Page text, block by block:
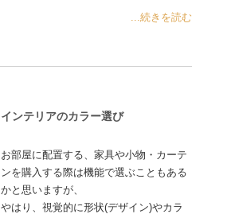
...続きを読む
インテリアのカラー選び
お部屋に配置する、家具や小物・カーテ
ンを購入する際は機能で選ぶこともある
かと思いますが、
やはり、視覚的に形状(デザイン)やカラ